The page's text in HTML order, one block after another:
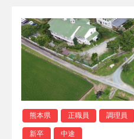
熊本県 正職員 調理員
新卒 中途